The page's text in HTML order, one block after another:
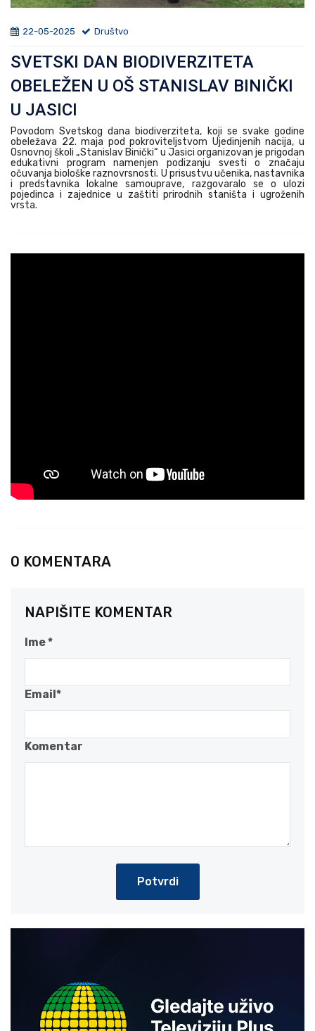
22-05-2025 Društvo
SVETSKI DAN BIODIVERZITETA
OBELEŽEN U OŠ STANISLAV BINIČKI
U JASICI
Povodom Svetskog dana biodiverziteta, koji se svake godine
obeležava 22. maja pod pokroviteljstvom Ujedinjenih nacija, u
Osnovnoj školi „Stanislav Binički“ u Jasici organizovan je prigodan
edukativni program namenjen podizanju svesti o značaju
očuvanja biološke raznovrsnosti. U prisustvu učenika, nastavnika
i predstavnika lokalne samouprave, razgovaralo se o ulozi
pojedinca i zajednice u zaštiti prirodnih staništa i ugroženih
vrsta.
0 KOMENTARA
NAPIŠITE KOMENTAR
Ime *
Email*
Komentar
Potvrdi